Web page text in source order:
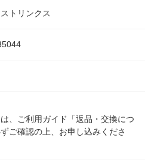
トリンクス
、ご利用ガイド「返品・交換につ
ご確認の上、お申し込みくださ